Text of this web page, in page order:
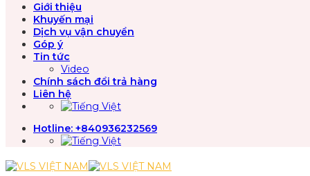
Giới thiệu
Khuyến mại
Dịch vụ vận chuyển
Góp ý
Tin tức
Video
Chính sách đổi trả hàng
Liên hệ
Hotline: +840936232569